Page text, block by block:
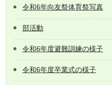
令和6年向友祭体育祭写真
部活動
令和6年度避難訓練の様子
令和6年度卒業式の様子